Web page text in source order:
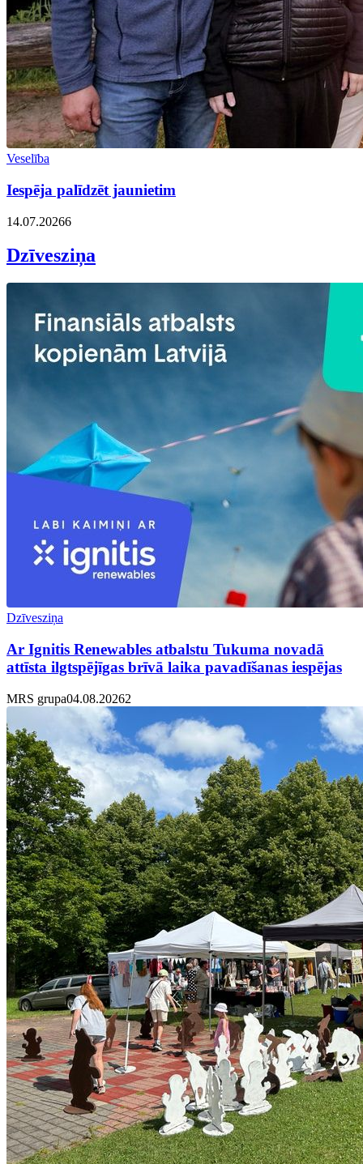
Veselība
Iespēja palīdzēt jaunietim
14.07.20266
Dzīvesziņa
Dzīvesziņa
Ar Ignitis Renewables atbalstu Tukuma novadā
attīsta ilgtspējīgas brīvā laika pavadīšanas iespējas
MRS grupa04.08.20262